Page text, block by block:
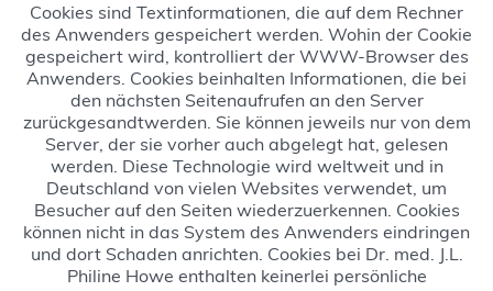
Cookies sind Textinformationen, die auf dem Rechner
des Anwenders gespeichert werden. Wohin der Cookie
gespeichert wird, kontrolliert der WWW-Browser des
Anwenders. Cookies beinhalten Informationen, die bei
den nächsten Seitenaufrufen an den Server
zurückgesandtwerden. Sie können jeweils nur von dem
Server, der sie vorher auch abgelegt hat, gelesen
werden. Diese Technologie wird weltweit und in
Deutschland von vielen Websites verwendet, um
Besucher auf den Seiten wiederzuerkennen. Cookies
können nicht in das System des Anwenders eindringen
und dort Schaden anrichten. Cookies bei Dr. med. J.L.
Philine Howe enthalten keinerlei persönliche